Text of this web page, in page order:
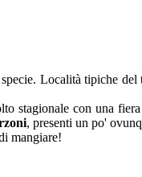
Località tipiche
stagionale con una
, presenti un po'
mangiare!